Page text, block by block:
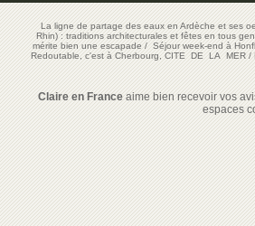
La ligne de partage des eaux en Ardèche et ses
Rhin) : traditions architecturales et fêtes en tous
mérite bien une escapade/Séjour week-end à
Redoutable, c'est à Cherbourg, CITE DE LA MER/
Claire en Franceaime bien recevoir vos
espaces